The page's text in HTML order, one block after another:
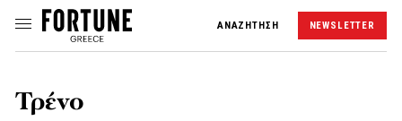
ΑΝΑΖΗΤΗΣΗ NEWSLETTER
Τρένο